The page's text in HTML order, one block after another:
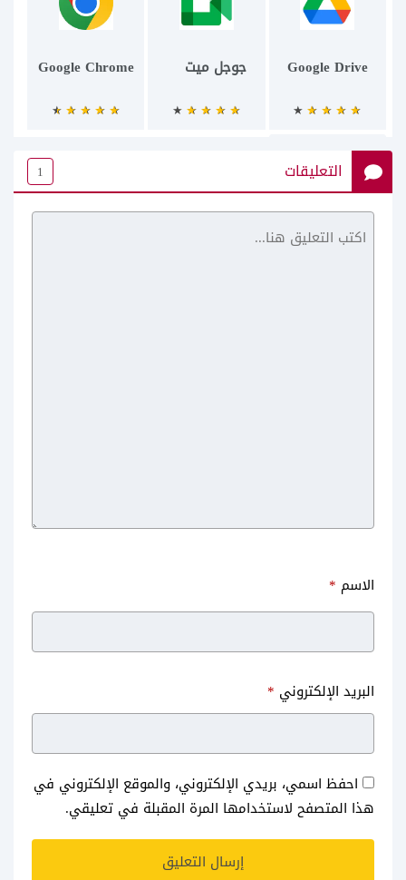
Google Drive جوجل ميت Google Chrome
Google maps
التعليقات 1
الاسم *
البريد الإلكتروني *
احفظ اسمي، بريدي الإلكتروني، والموقع الإلكتروني في
هذا المتصفح لاستخدامها المرة المقبلة في تعليقي.